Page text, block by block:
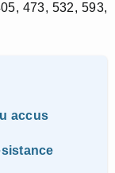
473, 532, 593,
accus